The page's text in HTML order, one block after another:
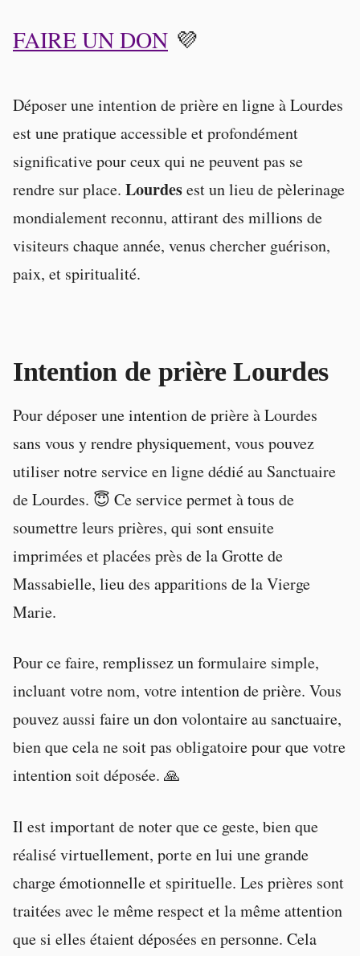
FAIRE UN DON 💜
Déposer une intention de prière en ligne à Lourdes
est une pratique accessible et profondément
significative pour ceux qui ne peuvent pas se
rendre sur place. Lourdesest un lieu de pèlerinage
mondialement reconnu, attirant des millions de
visiteurs chaque année, venus chercher guérison,
paix, et spiritualité.
Intention de prière Lourdes
Pour déposer une intention de prière à Lourdes
sans vous y rendre physiquement, vous pouvez
utiliser notre service en ligne dédié au Sanctuaire
de Lourdes. 😇 Ce service permet à tous de
soumettre leurs prières, qui sont ensuite
imprimées et placées près de la Grotte de
Massabielle, lieu des apparitions de la Vierge
Marie.
Pour ce faire, remplissez un formulaire simple,
incluant votre nom, votre intention de prière. Vous
pouvez aussi faire un don volontaire au sanctuaire,
bien que cela ne soit pas obligatoire pour que votre
intention soit déposée. 🙏
Il est important de noter que ce geste, bien que
réalisé virtuellement, porte en lui une grande
charge émotionnelle et spirituelle. Les prières sont
traitées avec le même respect et la même attention
que si elles étaient déposées en personne. Cela